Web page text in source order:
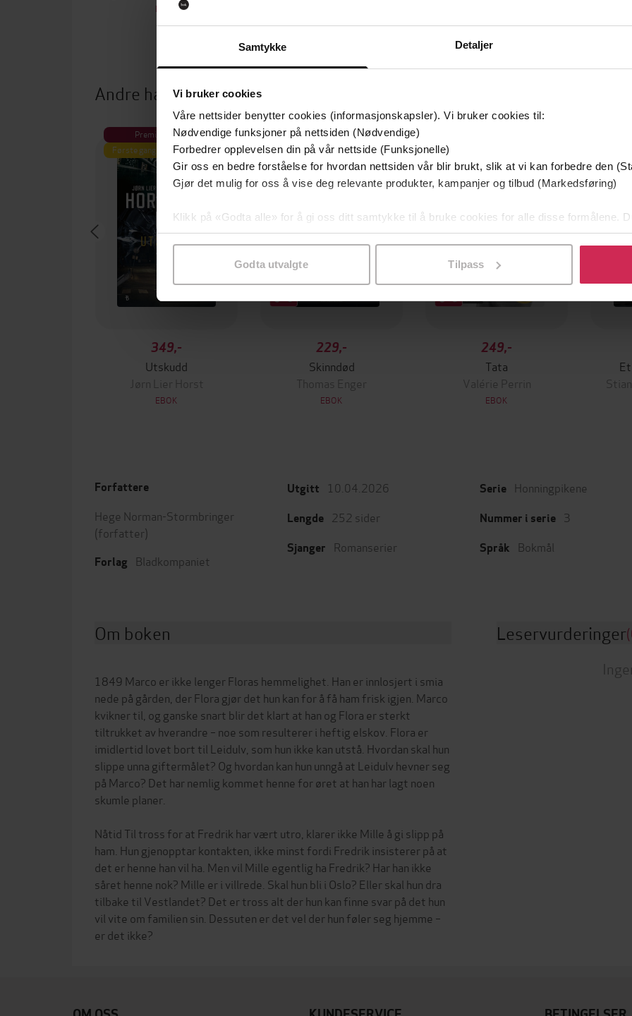
Samtykke Detaljer
Vi bruker cookies
Våre nettsider benytter cookies (informasjonskapsler). Vi bruker cookies til:
Nødvendige funksjoner på nettsiden (Nødvendige)
Forbedrer opplevelsen din på vår nettside (Funksjonelle)
Gir oss en bedre forståelse for hvordan nettsiden vår blir brukt, slik at vi kan forbedre den
Gjør det mulig for oss å vise deg relevante produkter, kampanjer og tilbud (Markedsføring)
Klikk på «Godta alle» for å gi oss ditt samtykke til å bruke cookies for alle disse formålene.
samtykke til spesifikke formål ved å klikke på «Tilpass». Du kan når som helst trekke
Godta utvalgte Tilpass
EBOK
Andre har også kjøpt
Premium
Første gang på tilbud
349,-
Utskudd
Jørn Lier Horst
EBOK
229,-
Skinndød
Thomas Enger
EBOK
249,-
Tata
Valérie Perrin
EBOK
Forfattere
Hege Norman-Stormbringer
(forfatter)
Forlag Bladkompaniet
Utgitt 10.04.2026
Lengde 252 sider
Sjanger Romanserier
Serie Honningpikene
Nummer i serie 3
Språk Bokmål
Om boken
1849 Marco er ikke lenger Floras hemmelighet. Han er innlosjert i smia
nede på gården, der Flora gjør det hun kan for å få ham frisk igjen. Marco
kvikner til, og ganske snart blir det klart at han og Flora er sterkt
tiltrukket av hverandre – noe som resulterer i heftig elskov. Flora er
imidlertid lovet bort til Leidulv, som hun ikke kan utstå. Hvordan skal hun
slippe unna giftermålet? Og hvordan kan hun unngå at Leidulv hevner seg
på Marco? Det har nemlig kommet henne for øret at han har lagt noen
skumle planer.
Nåtid Til tross for at Fredrik har vært utro, klarer ikke Mille å gi slipp på
ham. Hun gjenopptar kontakten, ikke minst fordi Fredrik insisterer på at
det er henne han vil ha. Men vil Mille egentlig ha Fredrik? Har han ikke
såret henne nok? Mille er i villrede. Skal hun bli i Oslo? Eller skal hun dra
tilbake til Vestlandet? Det er tross alt der hun kan finne svar på det hun
vil vite om familien sin. Dessuten er det vel der hun føler seg hjemme –
Leservurderinger